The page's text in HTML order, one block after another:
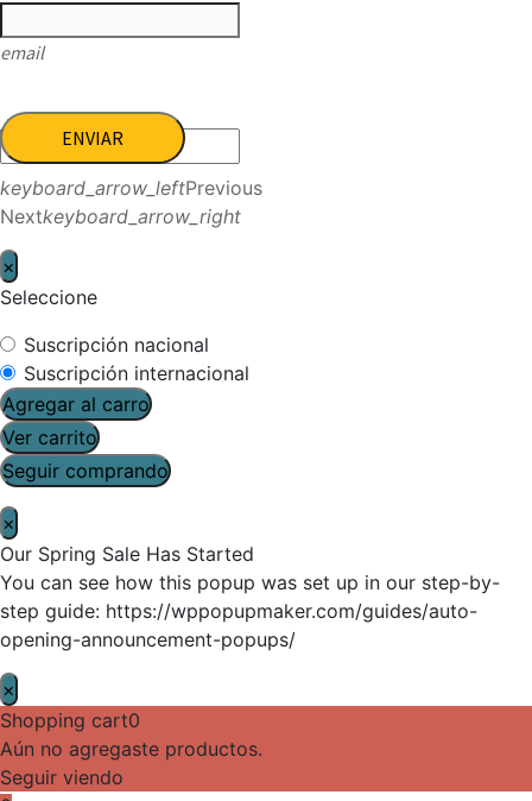
email
ENVIAR
keyboard_arrow_leftPrevious
Nextkeyboard_arrow_right
×
Seleccione
Suscripción nacional
Suscripción internacional
Agregar al carro
Ver carrito
Seguir comprando
×
Our Spring Sale Has Started
You can see how this popup was set up in our step-by-
step guide: https://wppopupmaker.com/guides/auto-
opening-announcement-popups/
×
Shopping cart0
Aún no agregaste productos.
Seguir viendo